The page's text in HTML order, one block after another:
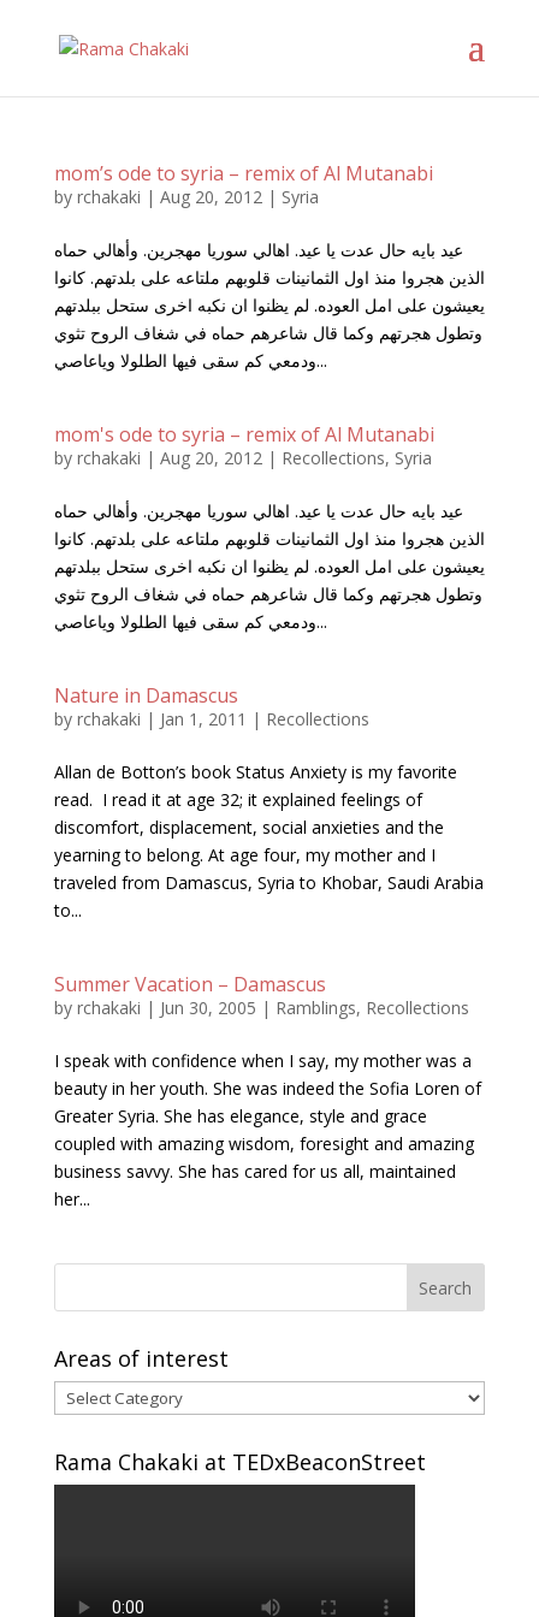
mom’s ode to syria – remix of Al Mutanabi
by rchakaki | Aug 20, 2012| Syria
عيد بايه حال عدت يا عيد. اهالي سوريا مهجرين. وأهالي حماه
الذين هجروا منذ اول الثمانينات قلوبهم ملتاعه على بلدتهم. كانوا
يعيشون على امل العوده. لم يظنوا ان نكبه اخرى ستحل ببلدتهم
وتطول هجرتهم وكما قال شاعرهم حماه في شغاف الروح تثوي
ودمعي كم سقى فيها الطلولا وياعاصي...
mom's ode to syria – remix of Al Mutanabi
by rchakaki | Aug 20, 2012| Recollections, Syria
عيد بايه حال عدت يا عيد. اهالي سوريا مهجرين. وأهالي حماه
الذين هجروا منذ اول الثمانينات قلوبهم ملتاعه على بلدتهم. كانوا
يعيشون على امل العوده. لم يظنوا ان نكبه اخرى ستحل ببلدتهم
وتطول هجرتهم وكما قال شاعرهم حماه في شغاف الروح تثوي
ودمعي كم سقى فيها الطلولا وياعاصي...
Nature in Damascus
by rchakaki | Jan 1, 2011 | Recollections
Allan de Botton’s book Status Anxiety is my favorite
read. I read it at age 32; it explained feelings of
discomfort, displacement, social anxieties and the
yearning to belong. At age four, my mother and I
traveled from Damascus, Syria to Khobar, Saudi Arabia
to...
Summer Vacation – Damascus
by rchakaki | Jun 30, 2005 | Ramblings, Recollections
I speak with confidence when I say, my mother was a
beauty in her youth. She was indeed the Sofia Loren of
Greater Syria. She has elegance, style and grace
coupled with amazing wisdom, foresight and amazing
business savvy. She has cared for us all, maintained
her...
Areas of interest
Areas
of
interest
Rama Chakaki at TEDxBeaconStreet